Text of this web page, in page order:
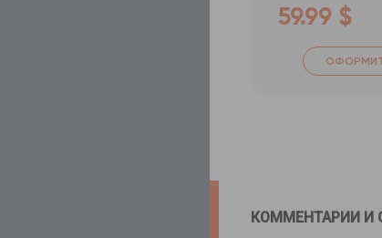
59.99 $
КОММЕНТАРИИ И